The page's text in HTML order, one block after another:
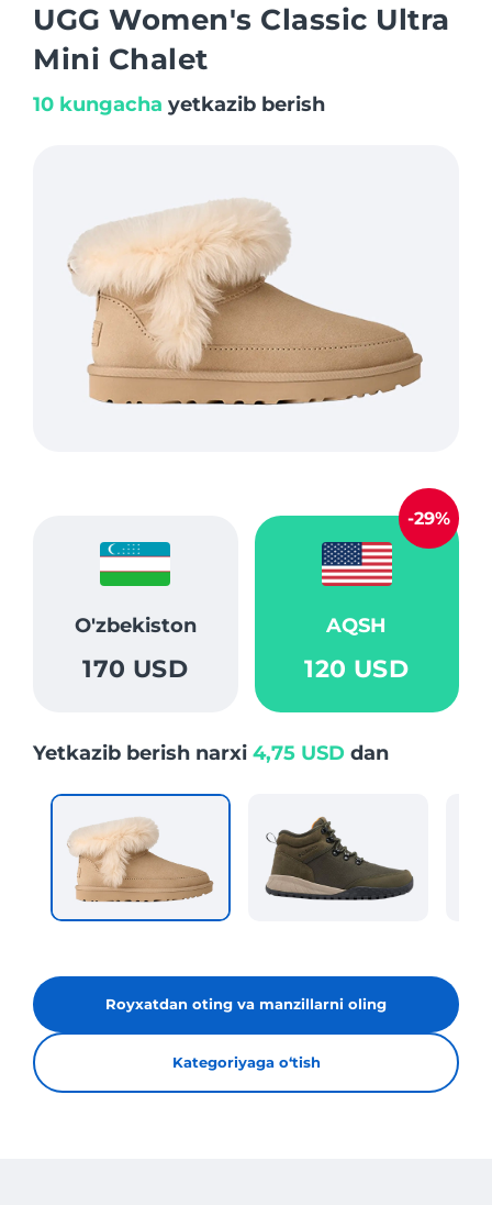
UGG Women's Classic Ultra
Mini Chalet
10 kungacha yetkazib berish
O'zbekiston
170 USD
AQSH
120 USD
-29%
Yetkazib berish narxi 4,75 USD dan
Royxatdan oting va manzillarni oling
Kategoriyaga oʻtish